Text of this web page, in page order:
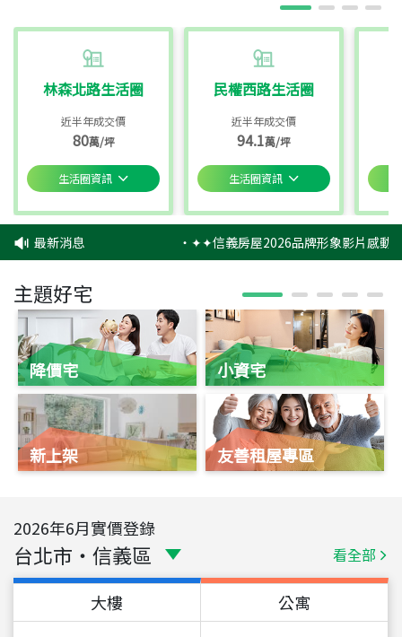
林森北路生活圈
近半年成交價
80萬/坪
生活圈資訊
民權西路生活圈
近半年成交價
94.1萬/坪
生活圈資訊
最新消息 ‧✦✦信義房屋2026品牌形象影片感動
主題好宅
降價宅
新上架
小資宅
友善租屋專區
2026年6月實價登錄
台北市 ・ 信義區 看全部
大樓 公寓